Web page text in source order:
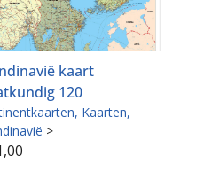
kaart
120
Kaarten
>